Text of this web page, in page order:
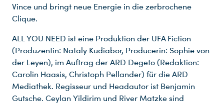
Vince und bringt neue Energie in die zerbrochene
Clique.
ALL YOU NEED ist eine Produktion der UFA Fiction
(Produzentin: Nataly Kudiabor, Producerin: Sophie von
der Leyen), im Auftrag der ARD Degeto (Redaktion:
Carolin Haasis, Christoph Pellander) für die ARD
Mediathek. Regisseur und Headautor ist Benjamin
Gutsche. Ceylan Yildirim und River Matzke sind